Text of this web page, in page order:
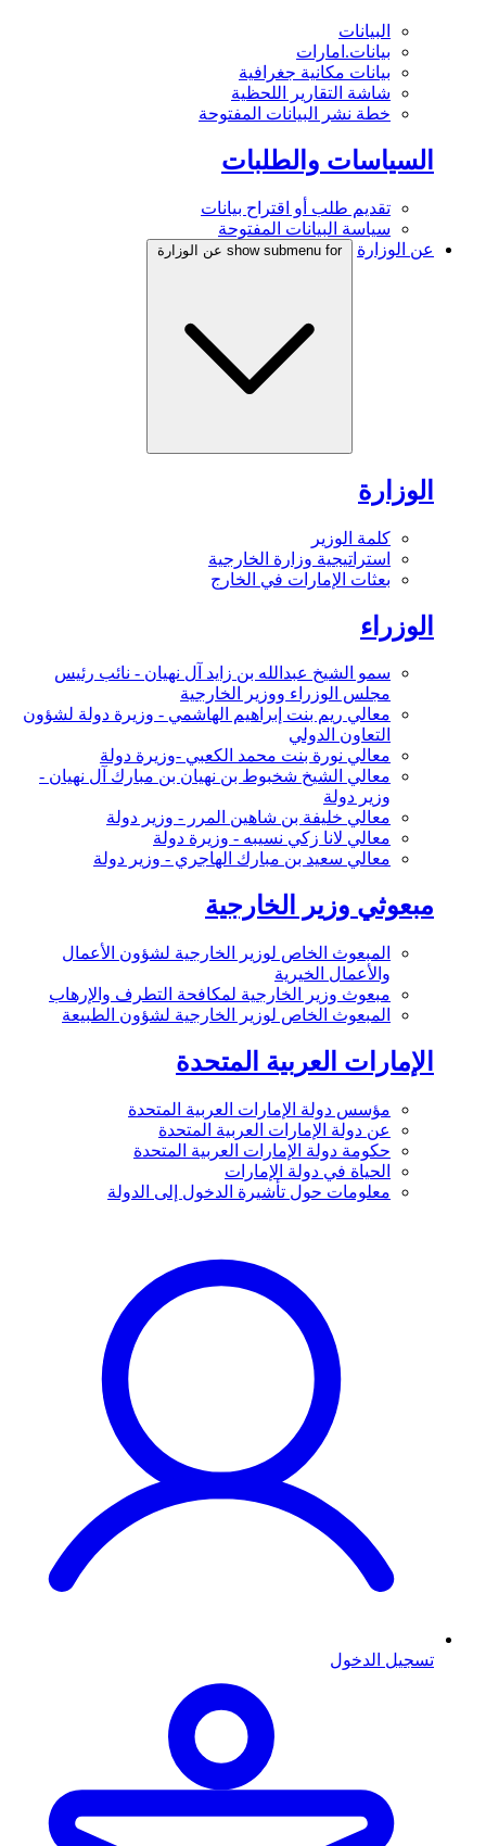
البيانات
بيانات.امارات
بيانات مكانية جغرافية
شاشة التقارير اللحظية
خطة نشر البيانات المفتوحة
السياسات والطلبات
تقديم طلب أو اقتراح بيانات
سياسة البيانات المفتوحة
عن الوزارة
show submenu for عن الوزارة
الوزارة
كلمة الوزير
استراتيجية وزارة الخارجية
بعثات الإمارات في الخارج
الوزراء
سمو الشيخ عبدالله بن زايد آل نهيان - نائب رئيس
مجلس الوزراء ووزير الخارجية
معالي ريم بنت إبراهيم الهاشمي - وزيرة دولة لشؤون
التعاون الدولي
معالي نورة بنت محمد الكعبي -وزيرة دولة
معالي الشيخ شخبوط بن نهيان بن مبارك آل نهيان -
وزير دولة
معالي خليفة بن شاهين المرر - وزير دولة
معالي لانا زكي نسيبه - وزيرة دولة
معالي سعيد بن مبارك الهاجري - وزير دولة
مبعوثي وزير الخارجية
المبعوث الخاص لوزير الخارجية لشؤون الأعمال
والأعمال الخيرية
مبعوث وزير الخارجية لمكافحة التطرف والإرهاب
المبعوث الخاص لوزير الخارجية لشؤون الطبيعة
الإمارات العربية المتحدة
مؤسس دولة الإمارات العربية المتحدة
عن دولة الإمارات العربية المتحدة
حكومة دولة الإمارات العربية المتحدة
الحياة في دولة الإمارات
معلومات حول تأشيرة الدخول إلى الدولة
تسجيل الدخول